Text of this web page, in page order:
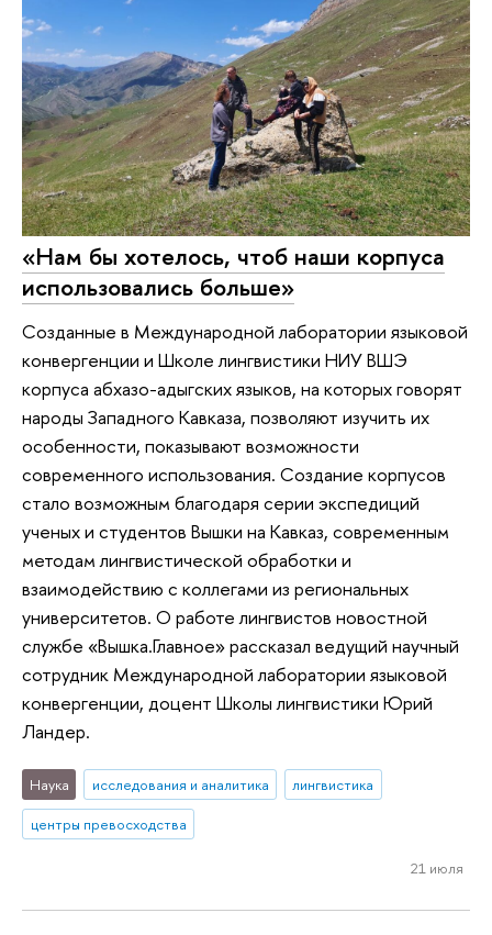
«Нам бы хотелось, чтоб наши корпуса
использовались больше»
Созданные в Международной лаборатории языковой
конвергенции и Школе лингвистики НИУ ВШЭ
корпуса абхазо-адыгских языков, на которых говорят
народы Западного Кавказа, позволяют изучить их
особенности, показывают возможности
современного использования. Создание корпусов
стало возможным благодаря серии экспедиций
ученых и студентов Вышки на Кавказ, современным
методам лингвистической обработки и
взаимодействию с коллегами из региональных
университетов. О работе лингвистов новостной
службе «Вышка.Главное» рассказал ведущий научный
сотрудник Международной лаборатории языковой
конвергенции, доцент Школы лингвистики Юрий
Ландер.
Наука исследования и аналитика
лингвистика
центры превосходства
21 июля